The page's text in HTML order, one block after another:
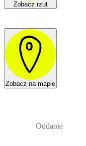
Zobacz rzut
Zobacz na mapie
Oddanie